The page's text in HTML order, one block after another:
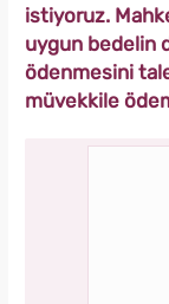
istiyoruz.
uygun bedelin
ödenmesini
müvekkile